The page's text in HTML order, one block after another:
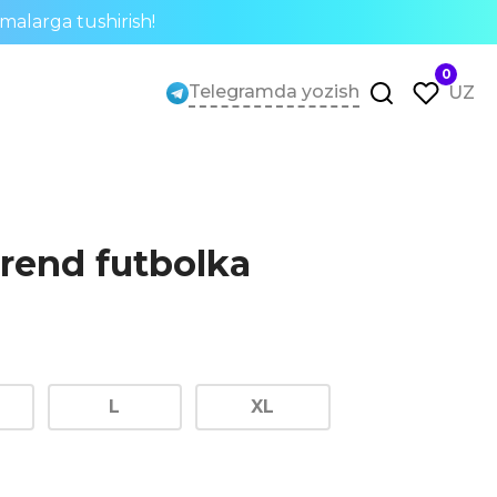
tushirish!
Telegramda yozish
0
UZ
futbolka
L XL